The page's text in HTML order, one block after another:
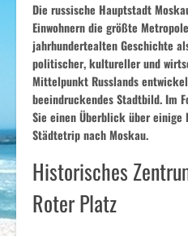
Die russische Hauptstadt
Einwohnern die größte
jahrhundertealten Geschichte
politischer, kultureller und
Mittelpunkt Russlands
beeindruckendes Stadtbild. Im
Sie einen Überblick über einige
Städtetrip nach Moskau.
Historisches
Roter Platz